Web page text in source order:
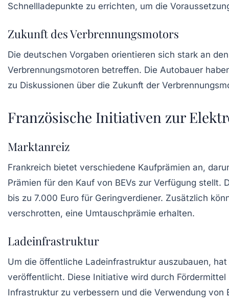
Schnellladepunkte zu errichten, um die
Zukunft des Verbrennungsmotors
Die deutschen Vorgaben orientieren sich stark an
Verbrennungsmotoren betreffen. Die Autobauer
zu Diskussionen über die Zukunft der
Französische Initiativen zur
Marktanreiz
Frankreich bietet verschiedene Kaufprämien an,
Prämien für den Kauf von BEVs zur Verfügung
bis zu 7.000 Euro für Geringverdiener. Zusätzlich
verschrotten, eine Umtauschprämie erhalten.
Ladeinfrastruktur
Um die öffentliche Ladeinfrastruktur auszubauen,
veröffentlicht. Diese Initiative wird durch
Infrastruktur zu verbessern und die Verwendung von